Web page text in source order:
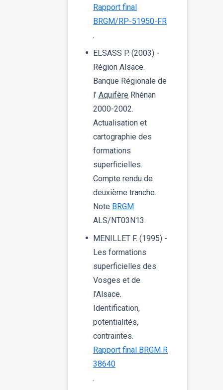
Rapport final
BRGM/RP-51950-FR
.
ELSASS P. (2003) -
Région Alsace.
Banque Régionale de
l’ Aquifère Rhénan
2000-2002.
Actualisation et
cartographie des
formations
superficielles.
Compte rendu de
deuxième tranche.
Note BRGM
ALS/NT03N13.
MENILLET F. (1995) -
Les formations
superficielles des
Vosges et de
l’Alsace.
Identification,
potentialités,
contraintes.
Rapport final BRGM R
38640
.